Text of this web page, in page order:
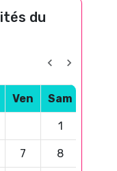
du
Ven Sam
1
7 8